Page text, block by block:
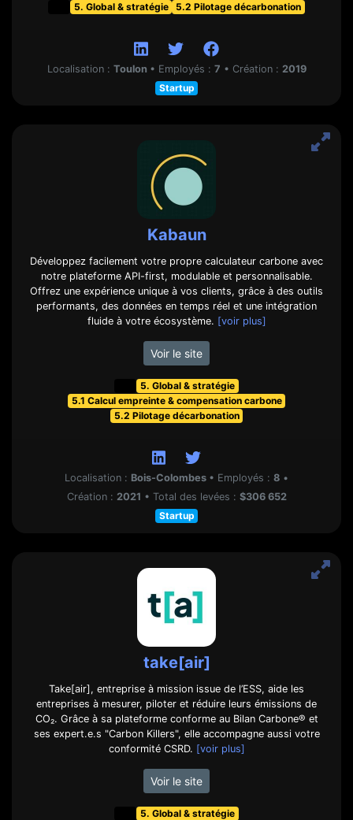
5. Global & stratégie 5.2 Pilotage décarbonation
Localisation : Toulon • Employés : 7 • Création : 2019
Startup
Kabaun
Développez facilement votre propre calculateur carbone avec
notre plateforme API-first, modulable et personnalisable.
Offrez une expérience unique à vos clients, grâce à des outils
performants, des données en temps réel et une intégration
fluide à votre écosystème. [voir plus]
Voir le site
5. Global & stratégie
5.1 Calcul empreinte & compensation carbone
5.2 Pilotage décarbonation
Localisation : Bois-Colombes • Employés : 8 •
Création : 2021 • Total des levées : $306 652
Startup
take[air]
Take[air], entreprise à mission issue de l’ESS, aide les
entreprises à mesurer, piloter et réduire leurs émissions de
CO₂. Grâce à sa plateforme conforme au Bilan Carbone® et
ses expert.e.s "Carbon Killers", elle accompagne aussi votre
conformité CSRD. [voir plus]
Voir le site
5. Global & stratégie